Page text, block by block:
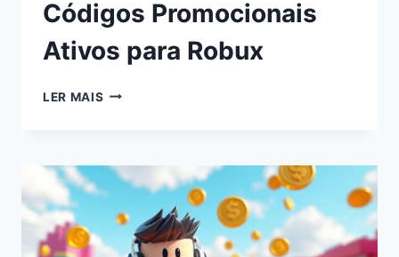
Códigos Promocionais
Ativos para Robux
LER MAIS